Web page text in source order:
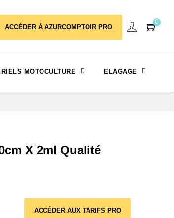
ACCÉDER À AZURCOMPTOIR PRO
0
MOTOCULTURE ELAGAGE
X 2ml Qualité
ACCÉDER AUX TARIFS PRO